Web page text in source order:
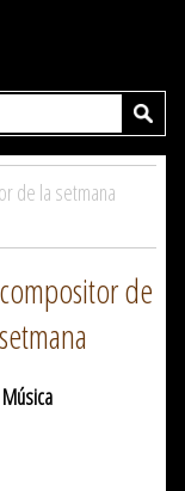
de la setmana
de
Música